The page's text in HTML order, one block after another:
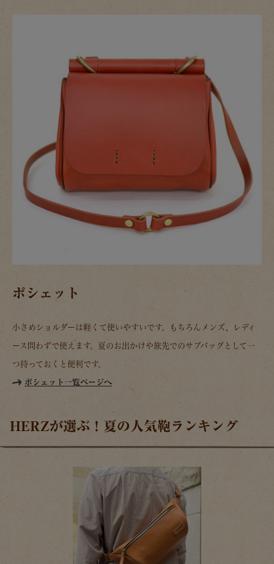
ポシェット
小さめショルダーは軽くて使いやすいです。もちろんメンズ、レディ
ース問わずで使えます。夏のお出かけや旅先でのサブバッグとして一
つ持っておくと便利です。
ポシェット一覧ページへ
HERZが選ぶ！夏の人気鞄ランキング